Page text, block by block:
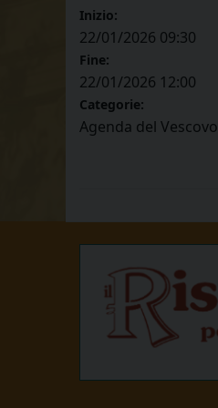
Inizio:
22/01/2026 09:30
Fine:
22/01/2026 12:00
Categorie:
Agenda del Vescovo